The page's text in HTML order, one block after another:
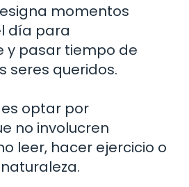
momentos
día para
y pasar tiempo de
seres queridos.
optar por
no involucren
leer, hacer ejercicio o